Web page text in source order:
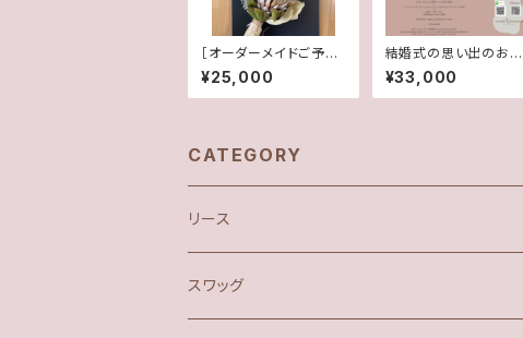
［オーダーメイドご予
約］ドライフラワーウェ
ディングブーケ
¥25,000
結婚式の思い出のお花
をドライフラワーでお届
けするサービス
¥33,000
CATEGORY
リース
スワッグ